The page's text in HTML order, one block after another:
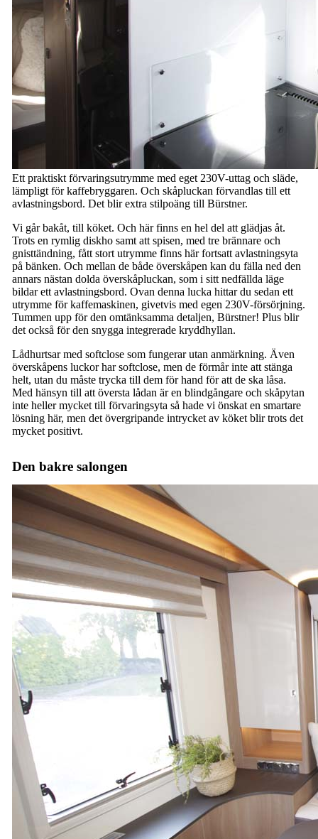
Ett praktiskt förvaringsutrymme med eget 230V-uttag och släde,
lämpligt för kaffebryggaren. Och skåpluckan förvandlas till ett
avlastningsbord. Det blir extra stilpoäng till Bürstner.
Vi går bakåt, till köket. Och här finns en hel del att glädjas åt.
Trots en rymlig diskho samt att spisen, med tre brännare och
gnisttändning, fått stort utrymme finns här fortsatt avlastningsyta
på bänken. Och mellan de både överskåpen kan du fälla ned den
annars nästan dolda överskåpluckan, som i sitt nedfällda läge
bildar ett avlastningsbord. Ovan denna lucka hittar du sedan ett
utrymme för kaffemaskinen, givetvis med egen 230V-försörjning.
Tummen upp för den omtänksamma detaljen, Bürstner! Plus blir
det också för den snygga integrerade kryddhyllan.
Lådhurtsar med softclose som fungerar utan anmärkning. Även
överskåpens luckor har softclose, men de förmår inte att stänga
helt, utan du måste trycka till dem för hand för att de ska låsa.
Med hänsyn till att översta lådan är en blindgångare och skåpytan
inte heller mycket till förvaringsyta så hade vi önskat en smartare
lösning här, men det övergripande intrycket av köket blir trots det
mycket positivt.
Den bakre salongen